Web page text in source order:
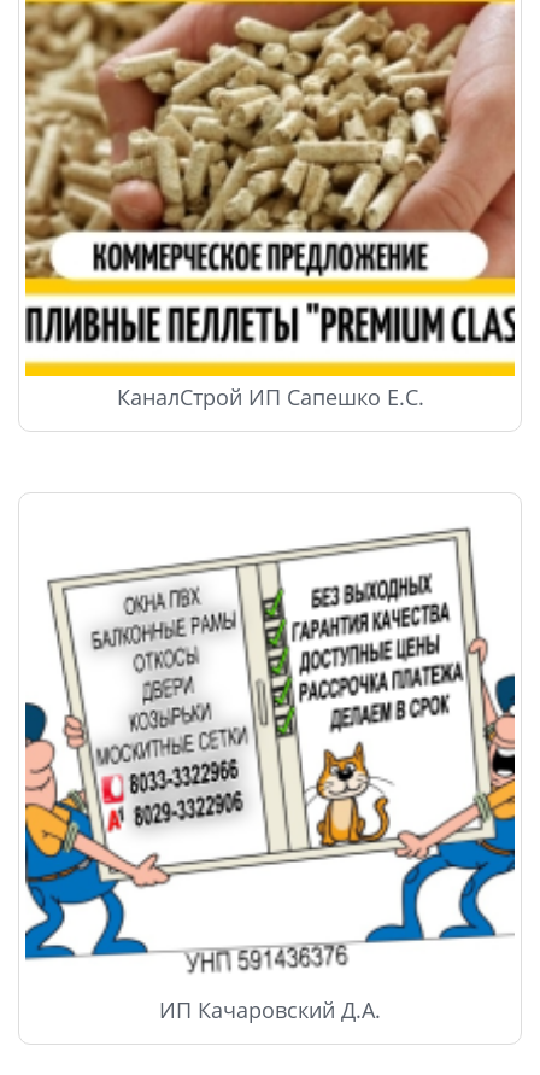
КаналСтрой ИП Сапешко Е.С.
ИП Качаровский Д.А.